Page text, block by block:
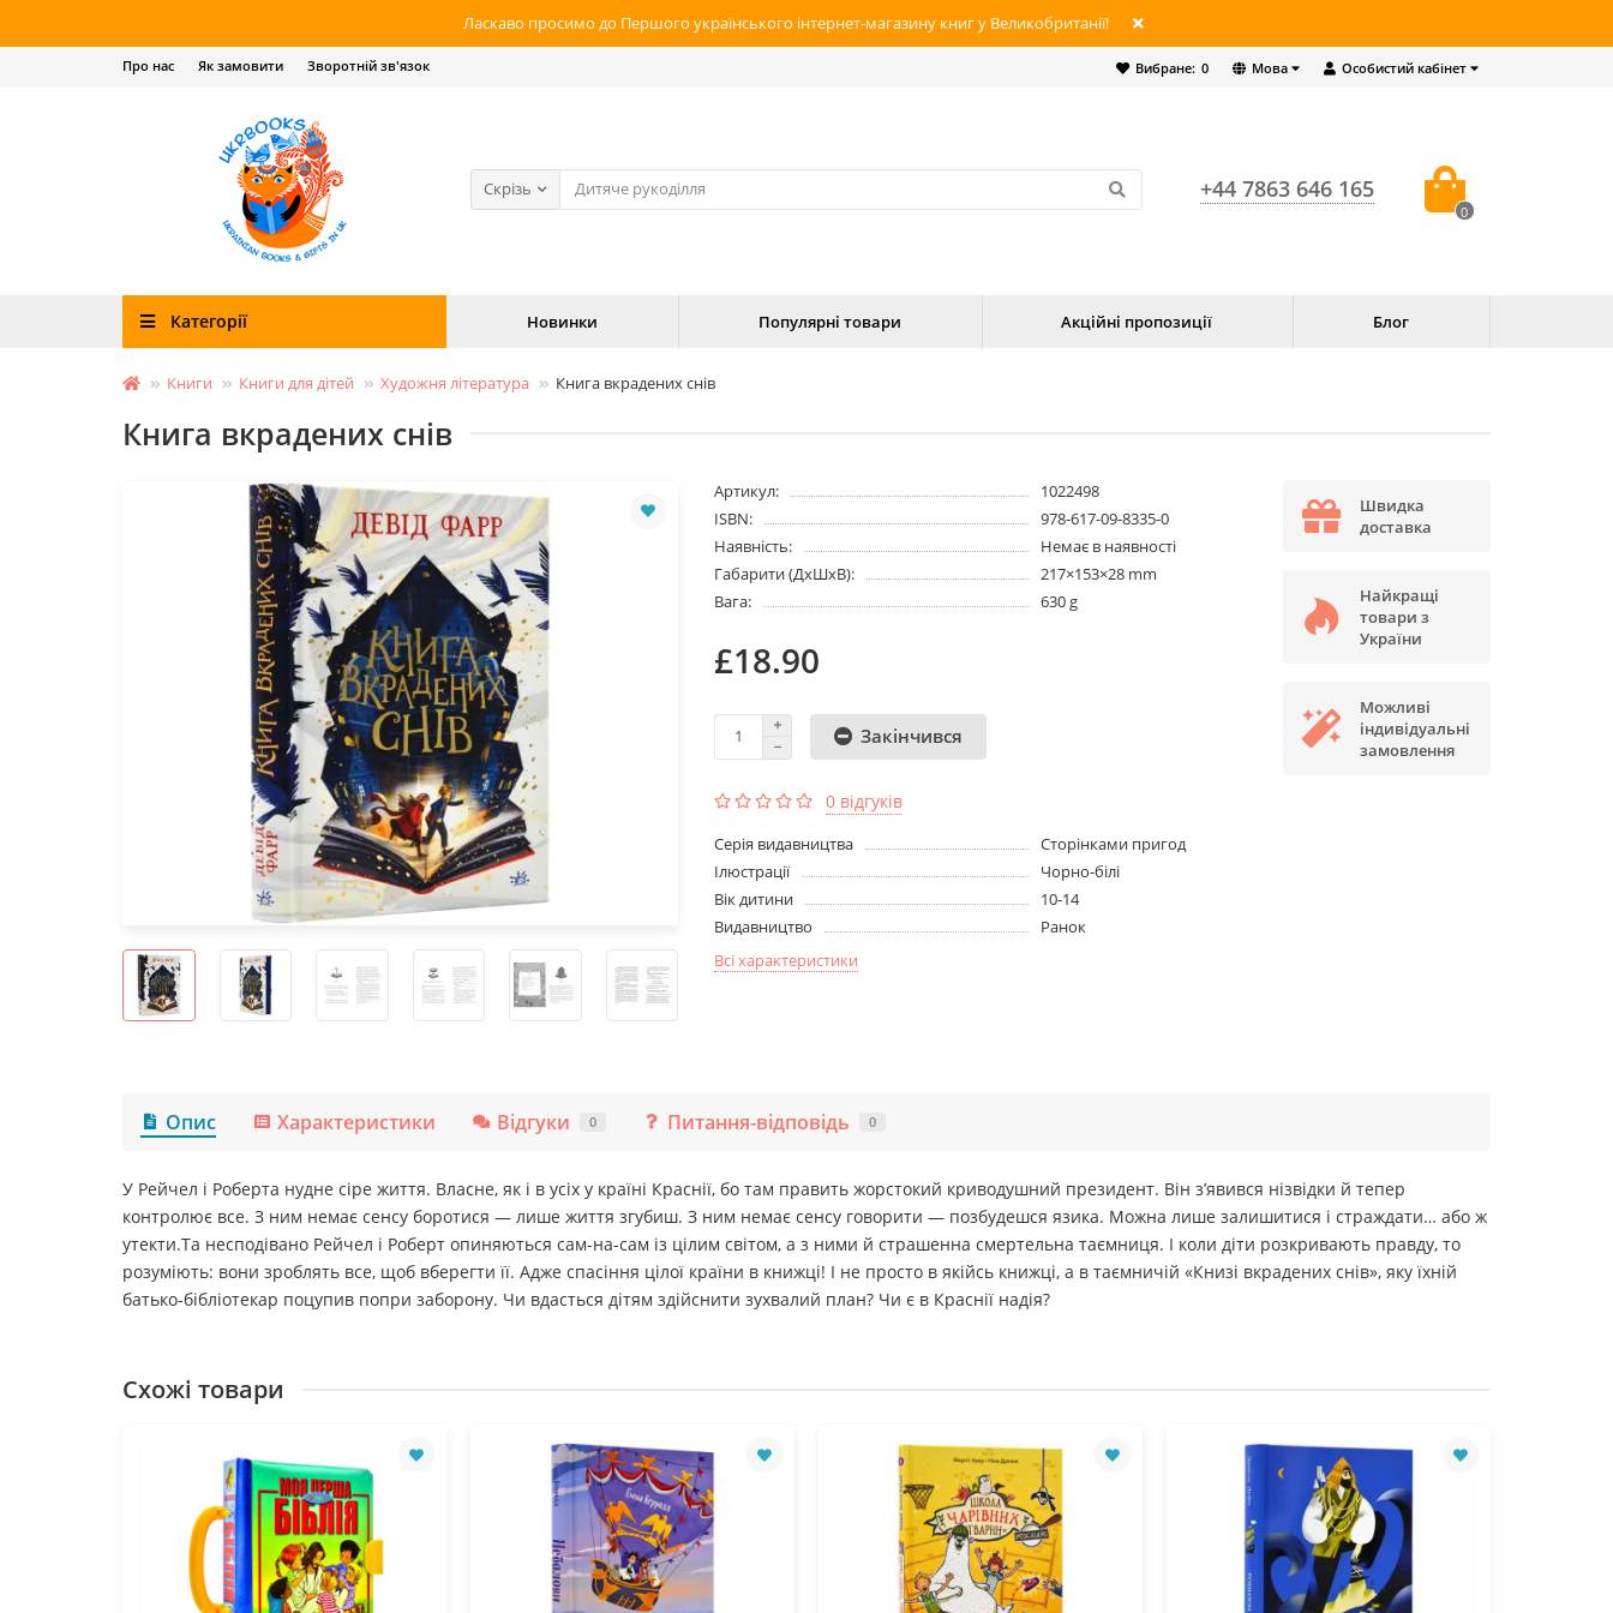
Ласкаво просимо до Першого українського інтернет-магазину книг у Великобританії!
Особистий кабінет
Мова
Вибране: 0
Про нас Як замовити Зворотній зв'язок
Скрізь +44 7863 646 165
0
Категорії Новинки Популярні товари Акційні пропозиції Блог
Книги Книги для дітей Художня література Книга вкрадених снів
Книга вкрадених снів
Артикул:
1022498
ISBN:
978-617-09-8335-0
Наявність:
Немає в наявності
Габарити (ДхШхВ):
217×153×28 mm
Вага:
630 g
£18.90
Закінчився
0 відгуків
Серія видавництва
Сторінками пригод
Ілюстрації
Чорно-білі
Вік дитини
10-14
Видавництво
Ранок
Всі характеристики
Швидка
доставка
Найкращі
товари з
України
Можливі
індивідуальні
замовлення
Опис Характеристики Відгуки 0 Питання-відповідь 0
У Рейчел і Роберта нудне сіре життя. Власне, як і в усіх у країні Краснії, бо там править жорстокий криводушний президент. Він з’явився нізвідки й тепер
контролює все. З ним немає сенсу боротися — лише життя згубиш. З ним немає сенсу говорити — позбудешся язика. Можна лише залишитися і страждати… або ж
утекти.Та несподівано Рейчел і Роберт опиняються сам-на-сам із цілим світом, а з ними й страшенна смертельна таємниця. І коли діти розкривають правду, то
розуміють: вони зроблять все, щоб вберегти її. Адже спасіння цілої країни в книжці! І не просто в якійсь книжці, а в таємничій «Книзі вкрадених снів», яку їхній
батько-бібліотекар поцупив попри заборону. Чи вдасться дітям здійснити зухвалий план? Чи є в Краснії надія?
Схожі товари